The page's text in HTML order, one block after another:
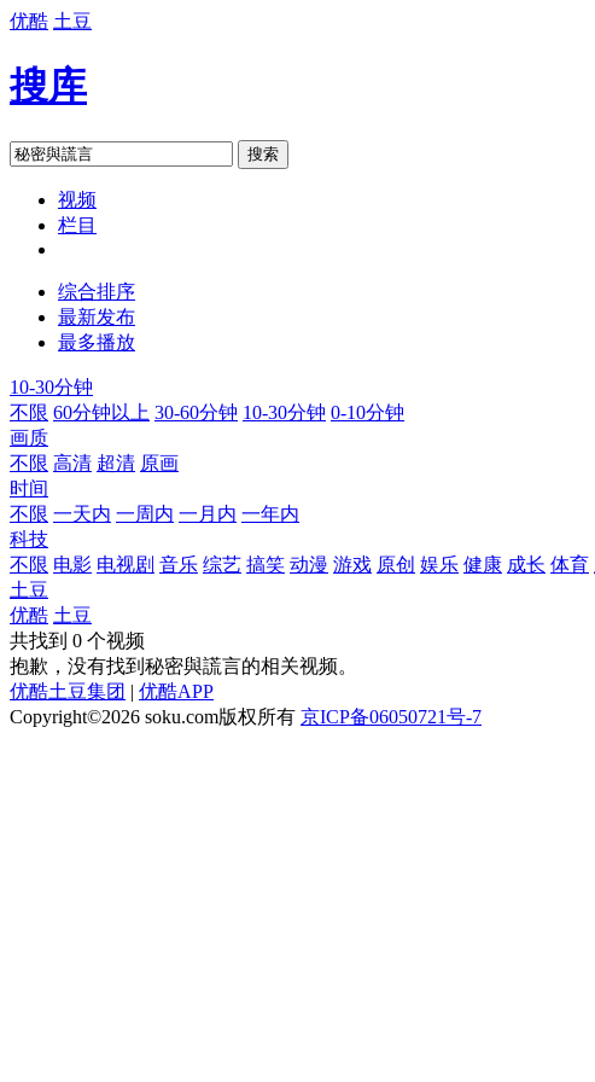
优酷 土豆
搜库
搜索
视频
栏目
综合排序
最新发布
最多播放
10-30分钟
不限 60分钟以上 30-60分钟 10-30分钟 0-10分钟
画质
不限 高清 超清 原画
时间
不限 一天内 一周内 一月内 一年内
科技
不限 电影 电视剧 音乐 综艺 搞笑 动漫 游戏 原创 娱乐 健康 成长 体育
土豆
优酷 土豆
共找到 0 个视频
抱歉，没有找到 秘密與謊言的相关视频。
优酷土豆集团 | 优酷APP
Copyright©2026 soku.com版权所有 京ICP备06050721号-7